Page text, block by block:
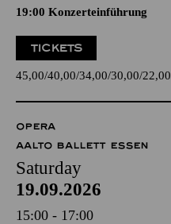
19:00 Konzerteinführung
TICKETS
45,00 40,00 34,00 30,00 22,00
OPERA
AALTO BALLETT ESSEN
Saturday
19.09.2026
15:00 - 17:00